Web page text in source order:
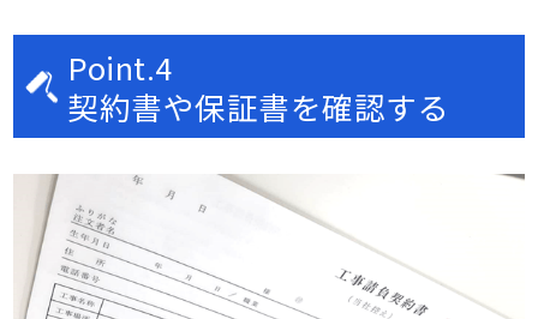
Point.4
契約書や保証書を確認する